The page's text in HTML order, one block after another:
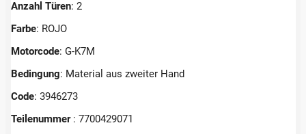
Anzahl Türen: 2
Farbe: ROJO
Motorcode: G-K7M
Bedingung: Material aus zweiter Hand
Code: 3946273
Teilenummer : 7700429071